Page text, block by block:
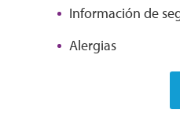
Información de
Alergias